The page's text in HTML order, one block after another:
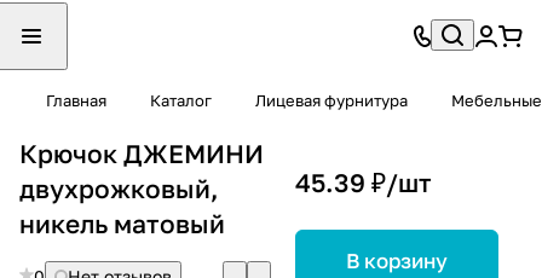
Главная Каталог Лицевая фурнитура
Крючок ДЖЕМИНИ
двухрожковый,
никель матовый
45.39 ₽/шт
В корзину